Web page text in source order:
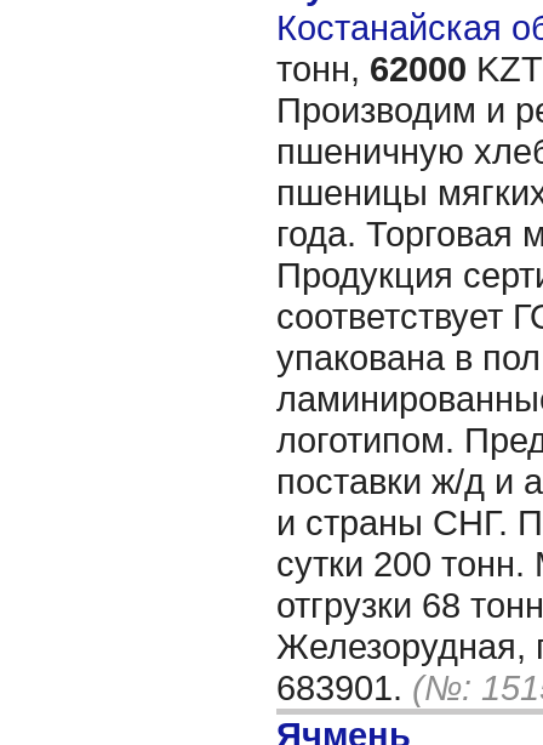
Костанайская
тонн, 62000
Производим и
пшеничную
пшеницы
года. Торговая
Продукция
соответствует
упакована в
логотипом.
поставки ж/д и
и страны СНГ.
сутки 200
отгрузки 68
Железорудная,
683901. (№:
Ячмень